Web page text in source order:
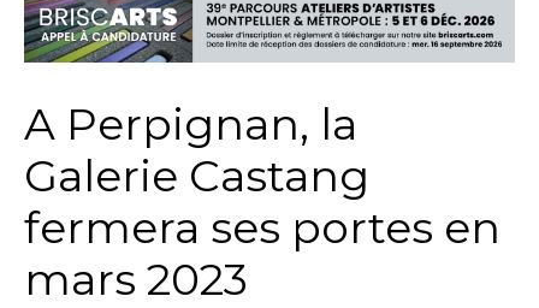
A Perpignan, la
Galerie Castang
fermera ses portes en
mars 2023